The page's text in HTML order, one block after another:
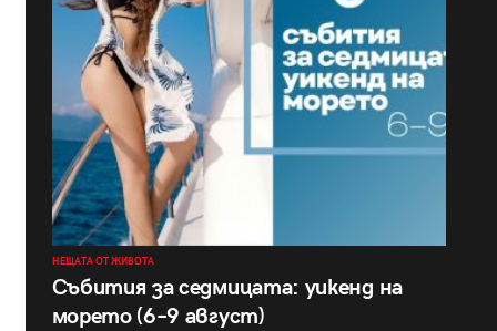
НЕЩАТА ОТ ЖИВОТА
Събития за седмицата: уикенд на
морето (6–9 август)